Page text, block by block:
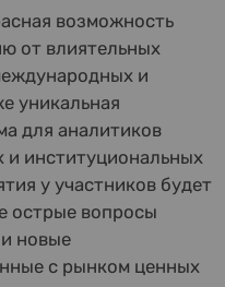
возможность
от влиятельных
и
уникальная
для аналитиков
и институциональных
у участников будет
острые вопросы
новые
с рынком ценных